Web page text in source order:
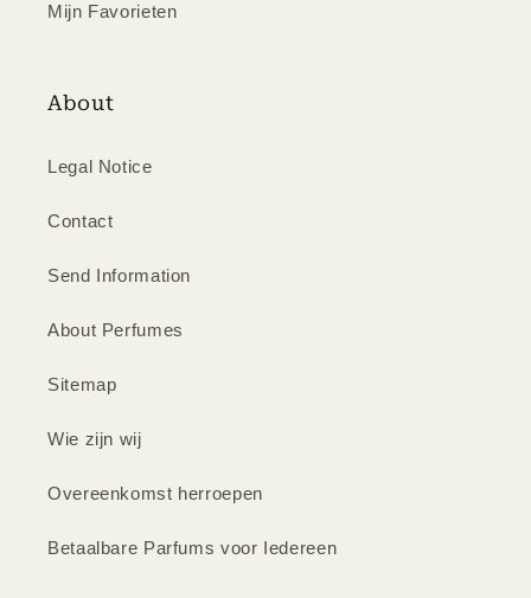
Mijn Favorieten
About
Legal Notice
Contact
Send Information
About Perfumes
Sitemap
Wie zijn wij
Overeenkomst herroepen
Betaalbare Parfums voor Iedereen